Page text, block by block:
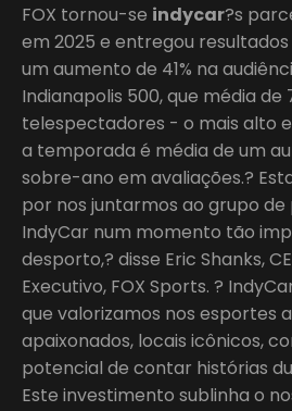
FOX tornou-se indycar?s
em 2025 e entregou
um aumento de 41% na
Indianapolis 500, que média de
telespectadores - o mais alto
a temporada é média de um
sobre-ano em avaliações.?
por nos juntarmos ao grupo
IndyCar num momento tão
desporto,? disse Eric Shanks,
Executivo, FOX Sports. ?
que valorizamos nos esportes
apaixonados, locais icônicos,
potencial de contar histórias
Este investimento sublinha o